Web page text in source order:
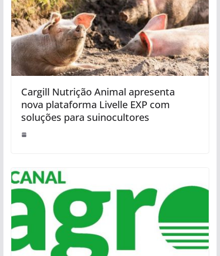
Cargill Nutrição Animal apresenta
nova plataforma Livelle EXP com
soluções para suinocultores